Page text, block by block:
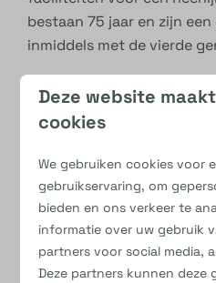
bestaan 75 jaar en zijn
inmiddels met de vierde
Tijdens het hoogseizoen
gasten op het park.
iedereen kan genieten
Wat bieden wij?
Een gezellig en
Een marktconform
Elke zondag vrij
Deze website
cookies
We gebruiken cookies voor
gebruikservaring, om
bieden en ons verkeer te
informatie over uw gebruik
partners voor social media,
Deze partners kunnen deze